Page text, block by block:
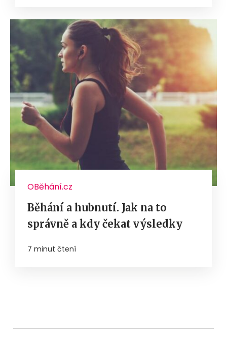
OBěhání.cz
Běhání a hubnutí. Jak na to
správně a kdy čekat výsledky
7 minut čtení